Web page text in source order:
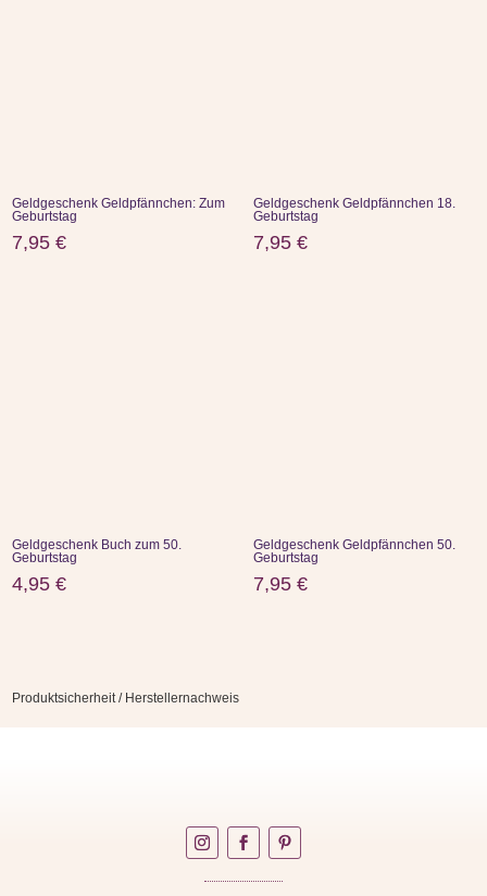
Geldgeschenk Geldpfännchen: Zum
Geburtstag
7,95€
Geldgeschenk Geldpfännchen 18.
Geburtstag
7,95 €
Geldgeschenk Buch zum 50.
Geburtstag
4,95€
Geldgeschenk Geldpfännchen 50.
Geburtstag
7,95 €
Produktsicherheit / Herstellernachweis